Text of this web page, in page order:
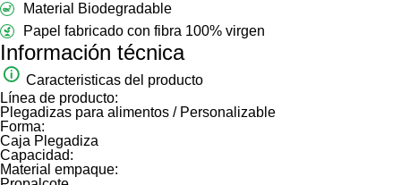
Material Biodegradable
Papel fabricado con fibra 100% virgen
Información técnica
Caracteristicas del producto
Línea de producto:
Plegadizas para alimentos / Personalizable
Forma:
Caja Plegadiza
Capacidad:
Material empaque: